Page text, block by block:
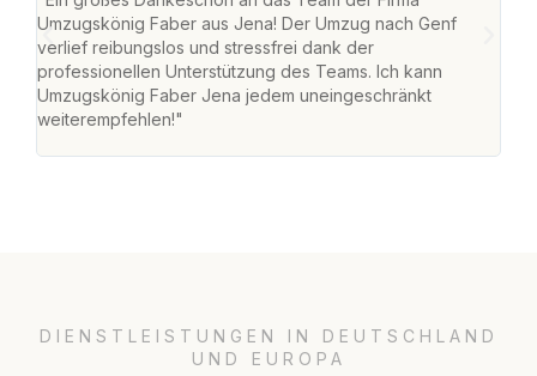
Umzugskönig Faber aus Jena! Der Umzug nach Genf
verlief reibungslos und stressfrei dank der
professionellen Unterstützung des Teams. Ich kann
Umzugskönig Faber Jena jedem uneingeschränkt
weiterempfehlen!"
DIENSTLEISTUNGEN IN DEUTSCHLAND
UND EUROPA